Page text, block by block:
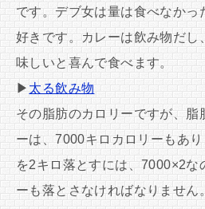
です。デブ女は量は食べなかっ
好きです。カレーは飲み物だし
味しいと喜んで食べます。
▶ 太る飲み物
その脂肪のカロリーですが、脂
ーは、7000キロカロリーもあ
を2キロ落とすには、7000×2な
ーも落とさなければなりません。